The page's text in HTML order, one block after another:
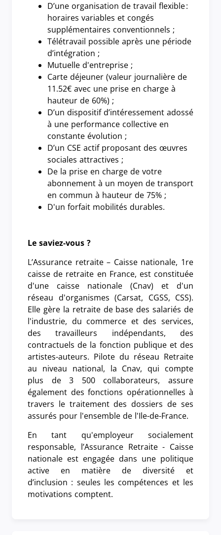
D’une organisation de travail flexible :
horaires variables et congés
supplémentaires conventionnels ;
Télétravail possible après une période
d’intégration ;
Mutuelle d'entreprise ;
Carte déjeuner (valeur journalière de
11.52€ avec une prise en charge à
hauteur de 60%) ;
D’un dispositif d’intéressement adossé
à une performance collective en
constante évolution ;
D’un CSE actif proposant des œuvres
sociales attractives ;
De la prise en charge de votre
abonnement à un moyen de transport
en commun à hauteur de 75% ;
D'un forfait mobilités durables.
Le saviez-vous ?
L’Assurance retraite – Caisse nationale, 1re
caisse de retraite en France, est constituée
d'une caisse nationale (Cnav) et d'un
réseau d'organismes (Carsat, CGSS, CSS).
Elle gère la retraite de base des salariés de
l'industrie, du commerce et des services,
des travailleurs indépendants, des
contractuels de la fonction publique et des
artistes-auteurs. Pilote du réseau Retraite
au niveau national, la Cnav, qui compte
plus de 3 500 collaborateurs, assure
également des fonctions opérationnelles à
travers le traitement des dossiers de ses
assurés pour l'ensemble de l'Ile-de-France.
En tant qu'employeur socialement
responsable, l’Assurance Retraite - Caisse
nationale est engagée dans une politique
active en matière de diversité et
d’inclusion : seules les compétences et les
motivations comptent.